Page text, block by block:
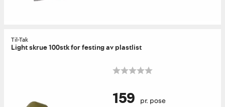
Til-Tak
Light skrue 100stk for festing av plastlist
159 pr. pose